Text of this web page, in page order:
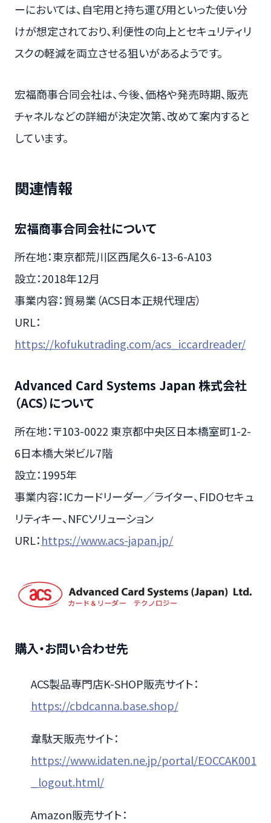
ーにおいては、自宅用と持ち運び用といった使い分
けが想定されており、利便性の向上とセキュリティリ
スクの軽減を両立させる狙いがあるようです。
宏福商事合同会社は、今後、価格や発売時期、販売
チャネルなどの詳細が決定次第、改めて案内すると
しています。
関連情報
宏福商事合同会社について
所在地：東京都荒川区西尾久6-13-6-A103
設立：2018年12月
事業内容：貿易業（ACS日本正規代理店）
URL：
https://kofukutrading.com/acs_iccardreader/
Advanced Card Systems Japan 株式会社
（ACS）について
所在地：〒103-0022 東京都中央区日本橋室町1-2-
6日本橋大栄ビル7階
設立：1995年
事業内容：ICカードリーダー／ライター、FIDOセキュ
リティキー、NFCソリューション
URL：https://www.acs-japan.jp/
購入・お問い合わせ先
ACS製品専門店K-SHOP販売サイト：
https://cbdcanna.base.shop/
韋駄天販売サイト：
https://www.idaten.ne.jp/portal/EOCCAK001
_logout.html/
Amazon販売サイト：